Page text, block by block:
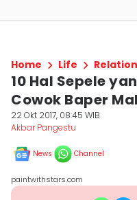
Home Life
10 Hal Sepele
Cowok Baper
22 Okt 2017, 08:45 WIB
Akbar Pangestu
News Channel
paintwithstars.com